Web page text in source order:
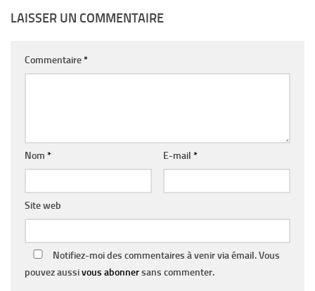
LAISSER UN COMMENTAIRE
Commentaire*
Nom * E-mail *
Site web
Notifiez-moi des commentaires à venir via émail. Vous
pouvez aussivous abonnersans commenter.